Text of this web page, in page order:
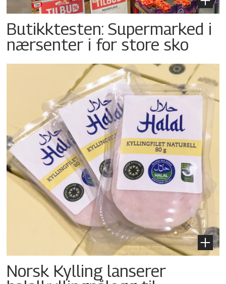
Butikktesten: Supermarked i
nærsenter i for store sko
Norsk Kylling lanserer